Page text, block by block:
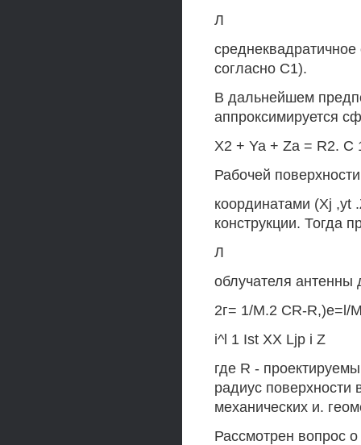
Л
согласно С1).
В дальнейшем
аппроксимируется
X2 + Ya + Za = R2. С
Рабочей
координатами (Xj ,yt
конструкции. Тогда
Л
облучателя
2г= 1/М.2 CR-R,)e=l/
i^l 1 Ist XX Ljp i Z
где R -
радиус поверхности
механических и.
Рассмотрен вопрос